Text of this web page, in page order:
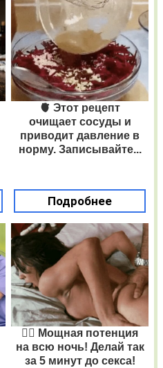
🫀 Этот рецепт
очищает сосуды и
приводит давление в
норму. Записывайте...
Подробнее
❤️‍🔥 Мощная потенция
на всю ночь! Делай так
за 5 минут до секса!